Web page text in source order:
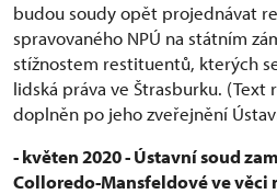
budou soudy opět projednávat
spravovaného NPÚ na státním
stížnostem restituentů, kterých
lidská práva ve Štrasburku.
doplněn po jeho zveřejnění
- květen 2020 - Ústavní soud
Colloredo-Mansfeldové ve